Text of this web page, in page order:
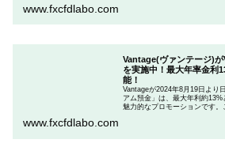
ます。さらに、TradingCultが
www.fxcfdlabo.com
Vantage(ヴァンテージ)
を実施中！最大年率金利
能！
Vantageが2024年8月19日より
アム預金」は、最大年利約
魅力的なプロモーションです。
「Vプレミアム預金」を行い
www.fxcfdlabo.com